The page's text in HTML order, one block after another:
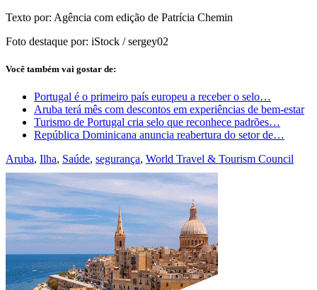
Texto por: Agência com edição de Patrícia Chemin
Foto destaque por: iStock / sergey02
Você também vai gostar de:
Portugal é o primeiro país europeu a receber o selo…
Aruba terá mês com descontos em experiências de bem-estar
Turismo de Portugal cria selo que reconhece padrões…
República Dominicana anuncia reabertura do setor de…
Aruba, Ilha, Saúde, segurança, World Travel & Tourism Council